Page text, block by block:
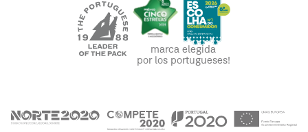
Planifique su ruta
Portugal
marca elegida
por los portugueses!